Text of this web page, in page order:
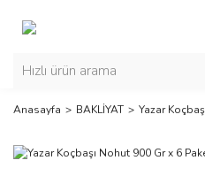
Anasayfa BAKLİYAT Yazar